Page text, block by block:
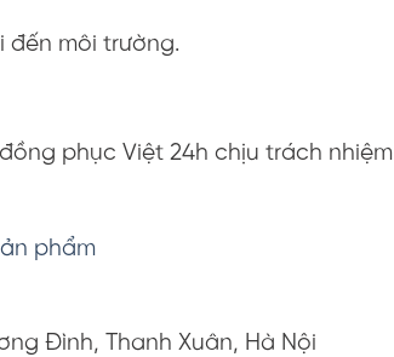
đến môi trường.
phục Việt 24h chịu trách nhiệm
phẩm
Đình, Thanh Xuân, Hà Nội